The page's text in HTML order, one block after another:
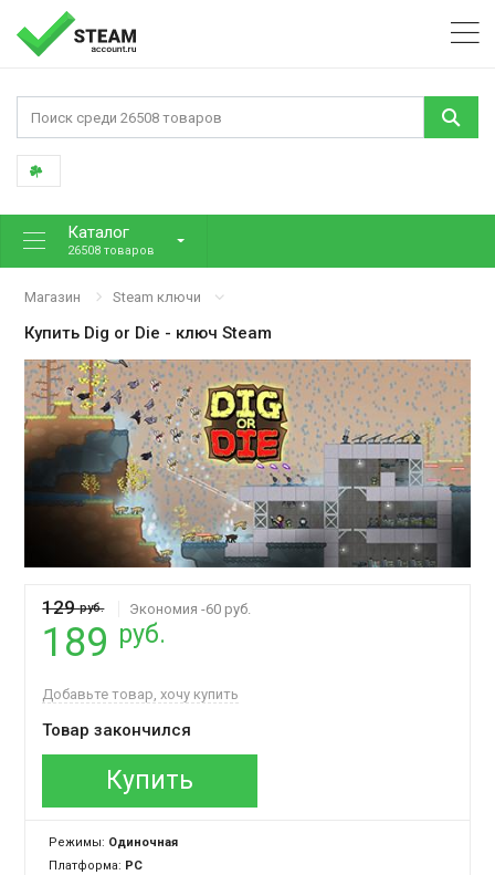
Каталог
26508 товаров
Магазин Steam ключи
Купить Dig or Die - ключ Steam
129руб. Экономия -60 руб.
189 руб.
Добавьте товар, хочу купить
Товар закончился
Купить
Режимы: Одиночная
Платформа: PC